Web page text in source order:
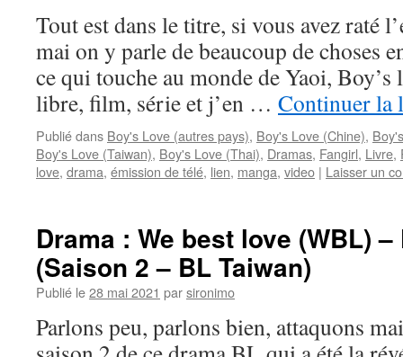
Tout est dans le titre, si vous avez raté
mai on y parle de beaucoup de choses
ce qui touche au monde de Yaoi, Boy’s
libre, film, série et j’en … Continuer la
Publié dans Boy's Love (autres pays), Boy's Love (Chine),
Boy's Love (Taiwan), Boy's Love (Thai), Dramas, Fangirl, Livre,
love, drama, émission de télé, lien, manga, video | Laisser un
Drama : We best love (WBL)
(Saison 2 – BL Taiwan)
Publié le28 mai 2021 parsironimo
Parlons peu, parlons bien, attaquons